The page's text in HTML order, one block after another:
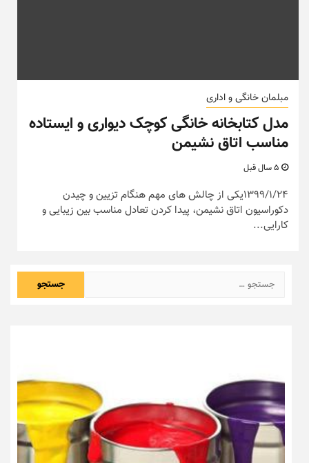
مبلمان خانگی و اداری
مدل کتابخانه خانگی کوچک دیواری و ایستاده
مناسب اتاق نشیمن
1399/1/24یکی از چالش های مهم هنگام تزیین و چیدن
دکوراسیون اتاق نشیمن، پیدا کردن تعادل مناسب بین زیبایی و
کارایی...
جستجو
برای: